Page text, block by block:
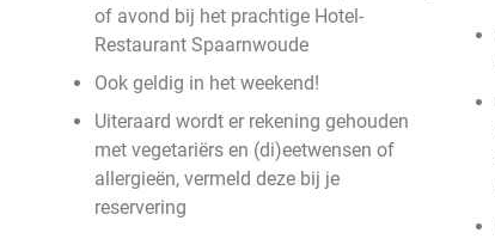
of avond bij het prachtige Hotel-
Restaurant Spaarnwoude
Ook geldig in het weekend!
Uiteraard wordt er rekening gehouden
met vegetariërs en (di)eetwensen of
allergieën, vermeld deze bij je
reservering